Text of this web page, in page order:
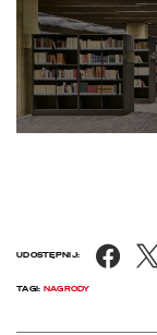
UDOSTĘPNIJ:
TAGI: NAGRODY